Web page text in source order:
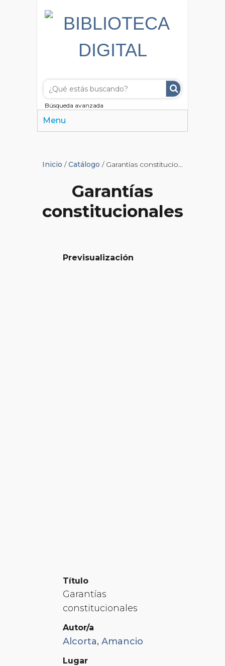
Búsqueda avanzada
Menu
Inicio /Catálogo / Garantías constitucionales
Garantías
constitucionales
Previsualización
Título
Garantías
constitucionales
Autor/a
Alcorta, Amancio
Lugar